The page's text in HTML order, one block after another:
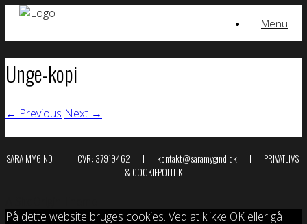
Skip
content
Menu
Unge-kopi
← Previous Next →
SARA MYGIND I CVR: 37919462 I kontakt@saramygind.dk I PRIVATLIVS-
& COOKIEPOLITIK
På dette website bruges cookies. Ved at klikke OK eller gå